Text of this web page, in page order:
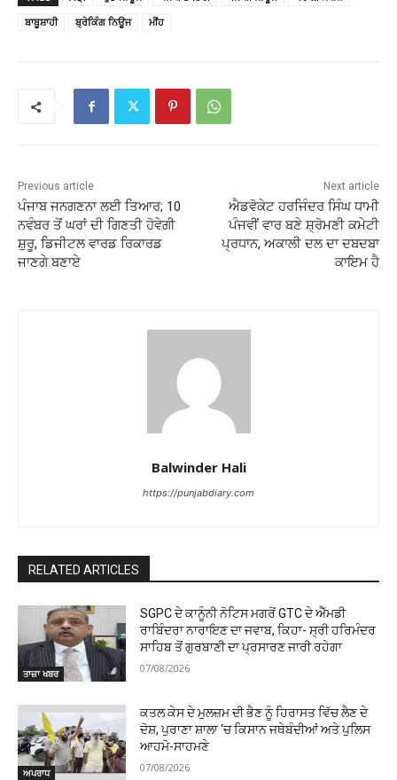
ਬਾਬੂਸ਼ਾਹੀ
ਬ੍ਰੇਕਿੰਗ ਨਿਊਜ ਮੀਂਹ
Previous article
ਪੰਜਾਬ ਜਨਗਣਨਾ ਲਈ ਤਿਆਰ; 10
ਨਵੰਬਰ ਤੋਂ ਘਰਾਂ ਦੀ ਗਿਣਤੀ ਹੋਵੇਗੀ
ਸ਼ੁਰੂ, ਡਿਜੀਟਲ ਵਾਰਡ ਰਿਕਾਰਡ
ਜਾਣਗੇ ਬਣਾਏ
Next article
ਐਡਵੋਕੇਟ ਹਰਜਿੰਦਰ ਸਿੰਘ ਧਾਮੀ
ਪੰਜਵੀਂ ਵਾਰ ਬਣੇ ਸ਼੍ਰੋਮਣੀ ਕਮੇਟੀ
ਪ੍ਰਧਾਨ, ਅਕਾਲੀ ਦਲ ਦਾ ਦਬਦਬਾ
ਕਾਇਮ ਹੈ
Balwinder Hali
https://punjabdiary.com
RELATED ARTICLES
ਤਾਜ਼ਾ ਖਬਰ
SGPC ਦੇ ਕਾਨੂੰਨੀ ਨੋਟਿਸ ਮਗਰੋਂ GTC ਦੇ ਐੱਮਡੀ
ਰਾਬਿੰਦਰਾ ਨਾਰਾਇਣ ਦਾ ਜਵਾਬ, ਕਿਹਾ- ਸ੍ਰੀ ਹਰਿਮੰਦਰ
ਸਾਹਿਬ ਤੋਂ ਗੁਰਬਾਣੀ ਦਾ ਪ੍ਰਸਾਰਣ ਜਾਰੀ ਰਹੇਗਾ
07/08/2026
ਅਪਰਾਧ
ਕਤਲ ਕੇਸ ਦੇ ਮੁਲਜ਼ਮ ਦੀ ਭੈਣ ਨੂੰ ਹਿਰਾਸਤ ਵਿੱਚ ਲੈਣ ਦੇ
ਦੋਸ਼, ਪੁਰਾਣਾ ਸ਼ਾਲਾ ‘ਚ ਕਿਸਾਨ ਜਥੇਬੰਦੀਆਂ ਅਤੇ ਪੁਲਿਸ
ਆਹਮੋ-ਸਾਹਮਣੇ
07/08/2026